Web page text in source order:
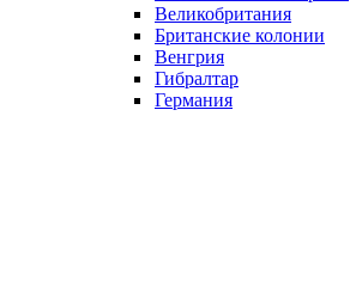
Великобритания
Британские колонии
Венгрия
Гибралтар
Германия